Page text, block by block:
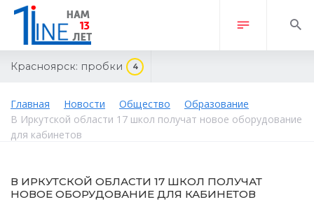
Красноярск: пробки 4
Главная Новости Общество
Образование
В Иркутской области 17 школ получат новое оборудование
для кабинетов
В ИРКУТСКОЙ ОБЛАСТИ 17 ШКОЛ ПОЛУЧАТ
НОВОЕ ОБОРУДОВАНИЕ ДЛЯ КАБИНЕТОВ